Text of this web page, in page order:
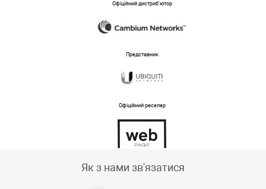
Офіційний дистриб'ютор
Представник
Офіційний реселер
Як з нами зв'язатися